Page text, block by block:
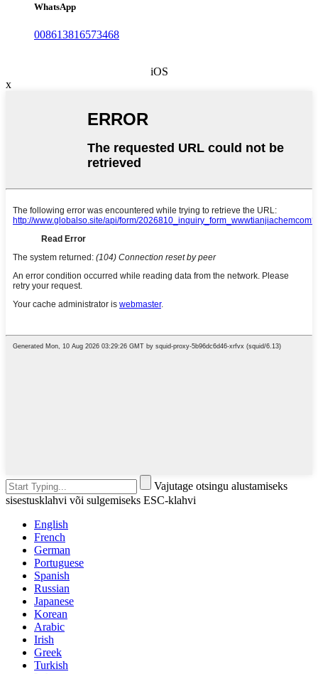
WhatsApp
008613816573468
iOS
x
Vajutage otsingu alustamiseks
sisestusklahvi või sulgemiseks ESC-klahvi
English
French
German
Portuguese
Spanish
Russian
Japanese
Korean
Arabic
Irish
Greek
Turkish